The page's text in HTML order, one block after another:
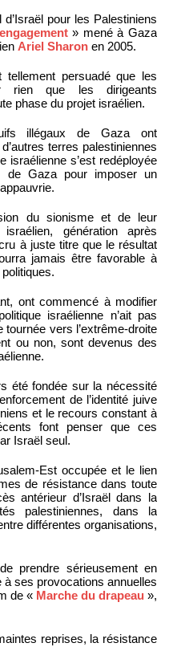
pour les Palestiniens
» mené à Gaza
Ariel Sharon en 2005.
tellement persuadé que les
rien que les dirigeants
phase du projet israélien.
illégaux de Gaza ont
terres palestiniennes
israélienne s’est redéployée
de Gaza pour imposer un
du sionisme et de leur
génération après
à juste titre que le résultat
jamais être favorable à
ont commencé à modifier
israélienne n’ait pas
tournée vers l’extrême-droite
ou non, sont devenus des
été fondée sur la nécessité
de l’identité juive
et le recours constant à
font penser que ces
Israël seul.
Est occupée et le lien
de résistance dans toute
antérieur d’Israël dans la
palestiniennes, dans la
différentes organisations,
prendre sérieusement en
ses provocations annuelles
de « Marche du drapeau »,
reprises, la résistance